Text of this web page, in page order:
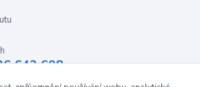
642 608